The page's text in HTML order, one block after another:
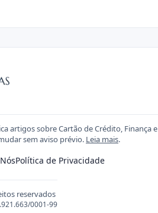
artigos sobre Cartão de Crédito, Finança e
sem aviso prévio. Leia mais.
Política de Privacidade
reservados
0001-99